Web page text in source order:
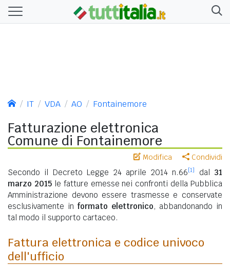
IT VDA AO Fontainemore
Fatturazione elettronica
Comune di Fontainemore
Modifica Condividi
Secondo il Decreto Legge 24 aprile 2014 n.66[1] dal 31
marzo 2015le fatture emesse nei confronti della Pubblica
Amministrazione devono essere trasmesse e conservate
esclusivamente in formato elettronico, abbandonando in
tal modo il supporto cartaceo.
Fattura elettronica e codice univoco
dell'ufficio